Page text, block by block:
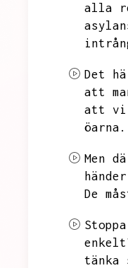
alla
Det
att
att vi
öarna.
Men
De
tänka